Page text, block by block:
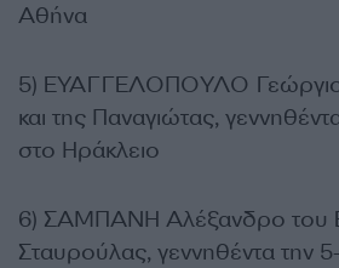
Αθήνα
5) ΕΥΑΓΓΕΛΟΠΟΥΛΟ Γεώργιο
και της Παναγιώτας,
στο Ηράκλειο
6) ΣΑΜΠΑΝΗ Αλέξανδρο του
Σταυρούλας, γεννηθέντα την